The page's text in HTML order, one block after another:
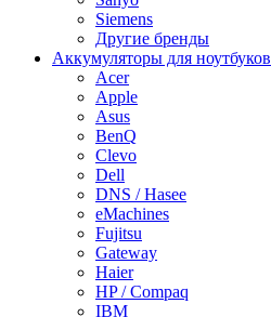
Siemens
Другие бренды
Аккумуляторы для ноутбуков
Acer
Apple
Asus
BenQ
Clevo
Dell
DNS / Hasee
eMachines
Fujitsu
Gateway
Haier
HP / Compaq
IBM